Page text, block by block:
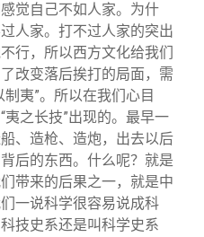
觉自己不如人家。为什
人家。打不过人家的突出
行，所以西方文化给我们
改变落后挨打的局面，需
夷”。所以在我们心目
之长技”出现的。最早一
、造枪、造炮，出去以后
后的东西。什么呢？就是
带来的后果之一，就是中
一说科学很容易说成科
技史系还是叫科学史系